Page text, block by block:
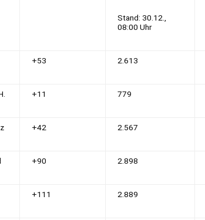
Stand: 30.12.,
08:00 Uhr
+53 2.613
+11 779
+42 2.567
+90 2.898
+111 2.889